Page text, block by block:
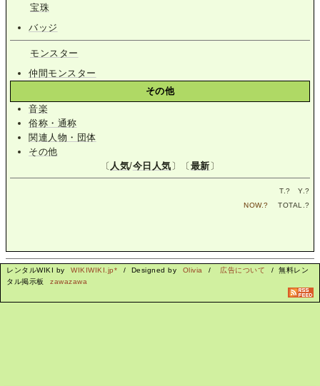
宝珠
バッジ
モンスター
仲間モンスター
その他
音楽
俗称・通称
関連人物・団体
その他
〔 人気/今日人気 〕〔 最新 〕
T.? Y.?
NOW.? TOTAL.?
レンタルWIKI by WIKIWIKI.jp* / Designed by Olivia / 広告について
/ 無料レン
タル掲示板
zawazawa